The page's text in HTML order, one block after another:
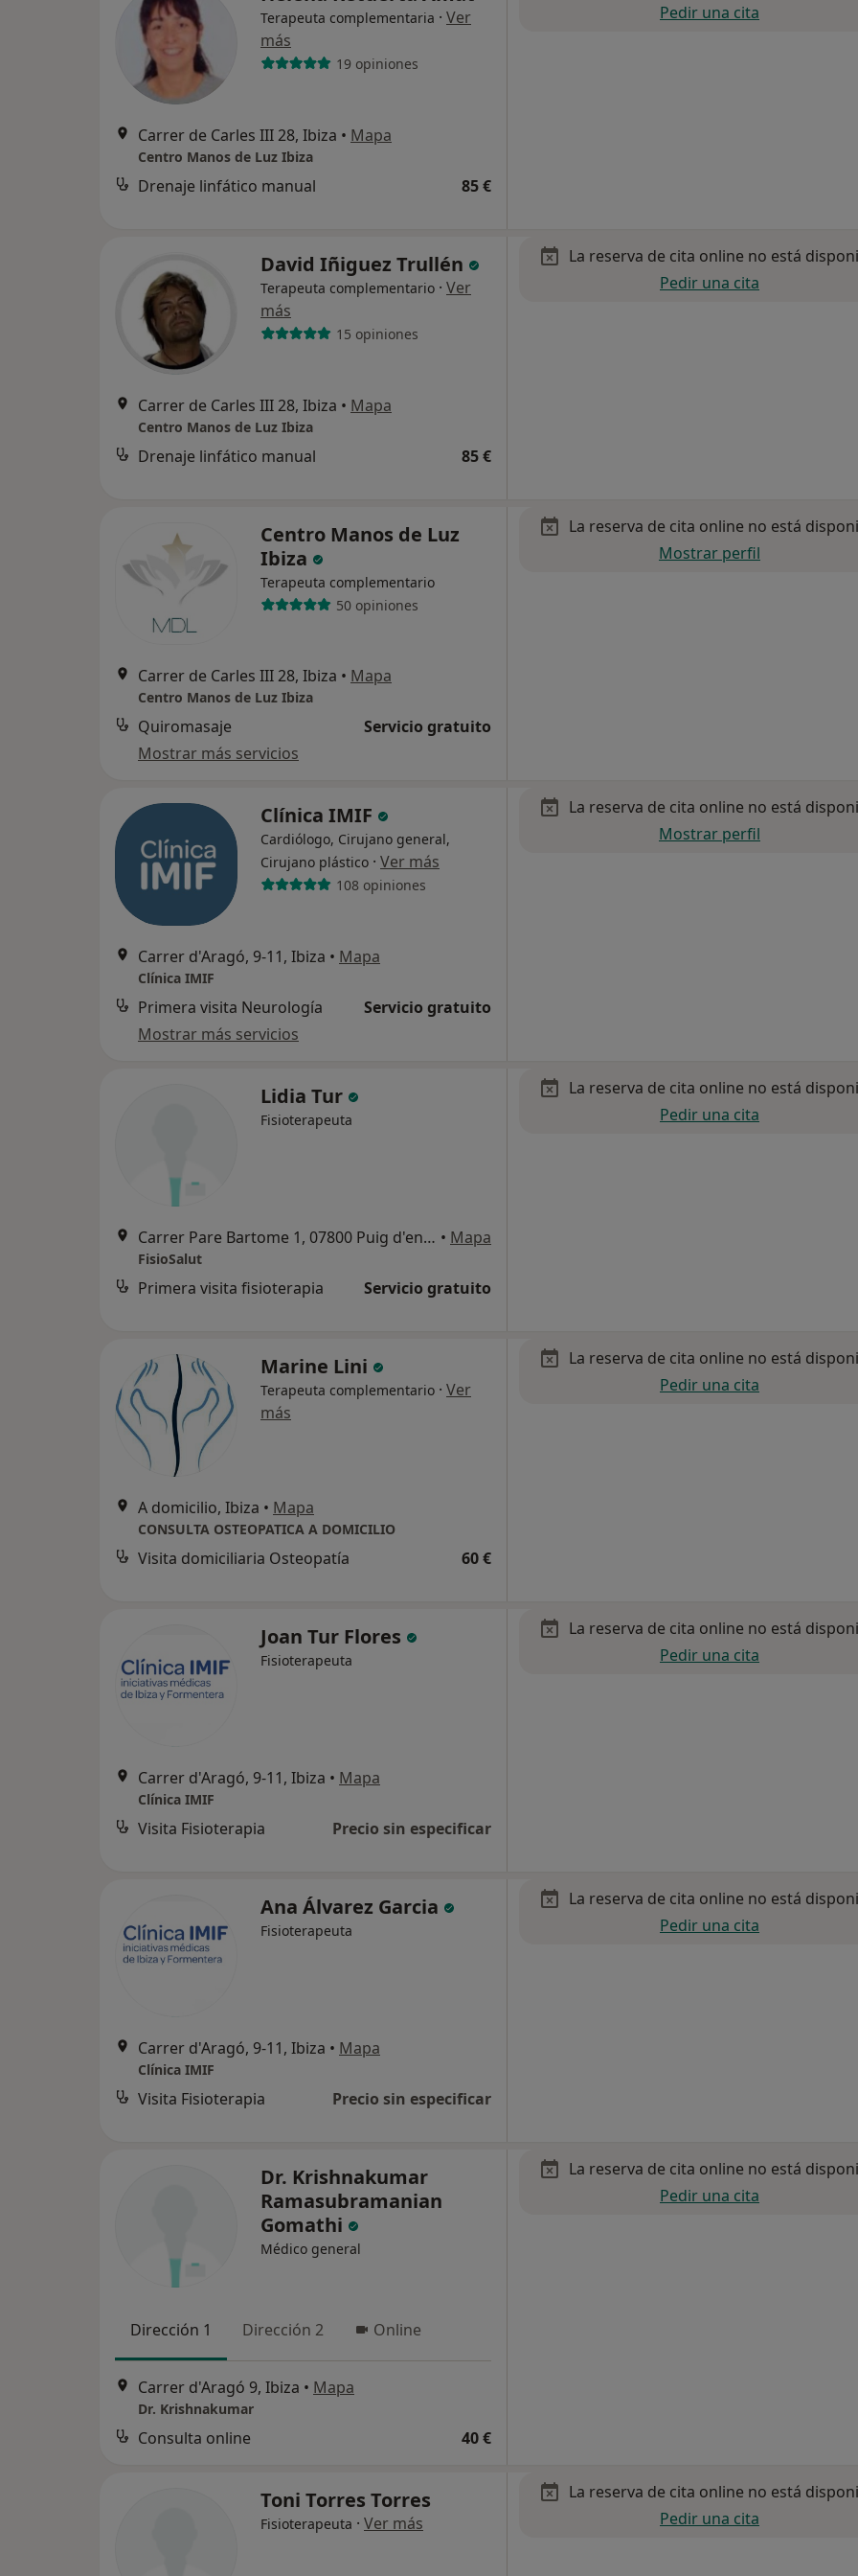
Terapeuta complementaria · Ver
más
19 opiniones
Carrer de Carles III 28, Ibiza • Mapa
Centro Manos de Luz Ibiza
Drenaje linfático manual 85 €
Pedir una cita
David Iñiguez Trullén
Terapeuta complementario · Ver
más
15 opiniones
Carrer de Carles III 28, Ibiza • Mapa
Centro Manos de Luz Ibiza
Drenaje linfático manual 85 €
La reserva de cita online no está
Pedir una cita
Centro Manos de Luz
Ibiza
Terapeuta complementario
50 opiniones
Carrer de Carles III 28, Ibiza • Mapa
Centro Manos de Luz Ibiza
Quiromasaje
Servicio gratuito
Mostrar más servicios
La reserva de cita online no está
Mostrar perfil
Clínica IMIF
Cardiólogo, Cirujano general,
Cirujano plástico · Ver más
108 opiniones
Carrer d'Aragó, 9-11, Ibiza • Mapa
Clínica IMIF
Primera visita Neurología
Servicio gratuito
Mostrar más servicios
La reserva de cita online no está
Mostrar perfil
Lidia Tur
Fisioterapeuta
Carrer Pare Bartome 1, 07800 Puig d'en Valls, Illes Balears, Ibiza • Mapa
FisioSalut
Primera visita fisioterapia Servicio gratuito
La reserva de cita online no está
Pedir una cita
Marine Lini
Terapeuta complementario · Ver
más
A domicilio, Ibiza • Mapa
CONSULTA OSTEOPATICA A DOMICILIO
Visita domiciliaria Osteopatía 60 €
La reserva de cita online no está
Pedir una cita
Joan Tur Flores
Fisioterapeuta
Carrer d'Aragó, 9-11, Ibiza • Mapa
Clínica IMIF
Visita Fisioterapia Precio sin especificar
La reserva de cita online no está
Pedir una cita
Ana Álvarez Garcia
Fisioterapeuta
Carrer d'Aragó, 9-11, Ibiza • Mapa
Clínica IMIF
Visita Fisioterapia Precio sin especificar
La reserva de cita online no está
Pedir una cita
Dr. Krishnakumar
Ramasubramanian
Gomathi
Médico general
Dirección 1 Dirección 2 Online
Carrer d'Aragó 9, Ibiza • Mapa
Dr. Krishnakumar
Consulta online 40 €
La reserva de cita online no está
Pedir una cita
Toni Torres Torres
Fisioterapeuta · Ver más
La reserva de cita online no está
Pedir una cita